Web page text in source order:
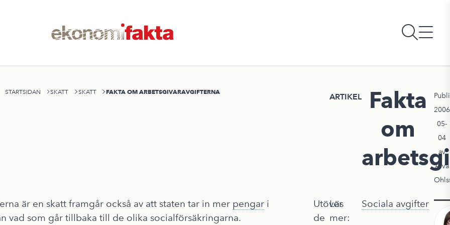
STARTSIDAN SKATT SKATT FAKTA OM ARBETSGIVARAVGIFTERNA
ARTIKEL
Fakta
om
05-
04
av
Alva
är en skatt framgår också av att staten tar in mer pengar i
vad som går tillbaka till de olika socialförsäkringarna.
Utöver
de
Läs
mer:
Sociala avgifter